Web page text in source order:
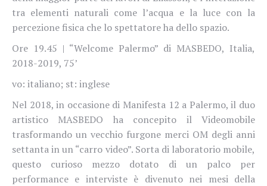
tra elementi naturali come l’acqua e la luce con la
percezione fisica che lo spettatore ha dello spazio.
Ore 19.45 | “Welcome Palermo” di MASBEDO, Italia,
2018-2019, 75’
vo: italiano; st: inglese
Nel 2018, in occasione di Manifesta 12 a Palermo, il duo
artistico MASBEDO ha concepito il Videomobile
trasformando un vecchio furgone merci OM degli anni
settanta in un “carro video”. Sorta di laboratorio mobile,
questo curioso mezzo dotato di un palco per
performance e interviste è divenuto nei mesi della